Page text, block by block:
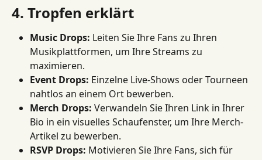
4. Tropfen erklärt
Music Drops: Leiten Sie Ihre Fans zu Ihren
Musikplattformen, um Ihre Streams zu
maximieren.
Event Drops: Einzelne Live-Shows oder Tourneen
nahtlos an einem Ort bewerben.
Merch Drops: Verwandeln Sie Ihren Link in Ihrer
Bio in ein visuelles Schaufenster, um Ihre Merch-
Artikel zu bewerben.
RSVP Drops: Motivieren Sie Ihre Fans, sich für